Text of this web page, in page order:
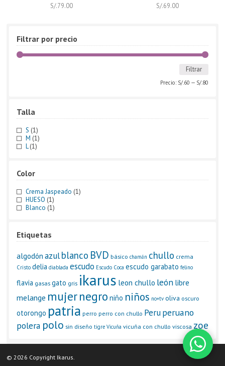
S/.79.00 S/.69.00
Filtrar por precio
Filtrar
Precio: S/.60 — S/.80
Talla
S (1)
M (1)
L (1)
Color
Crema Jaspeado (1)
HUESO (1)
Blanco (1)
Etiquetas
algodón azulblanco BVD básico chamán chullo crema
Cristo delia diablada escudo Escudo Coca escudo garabato felino
flavia gasas gato gris ikarus leon chullo león libre
melange mujernegro niño niños no+tv oliva oscuro
otorongo patria perro perro con chullo Peruperuano
polera polo sin diseño tigre Vicuña vicuña con chullo viscosa zoe
© 2026 Copyright Ikarus.